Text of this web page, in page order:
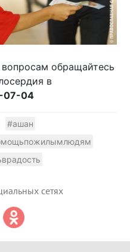
обращайтесь
в
07-04
#ашан
сетях